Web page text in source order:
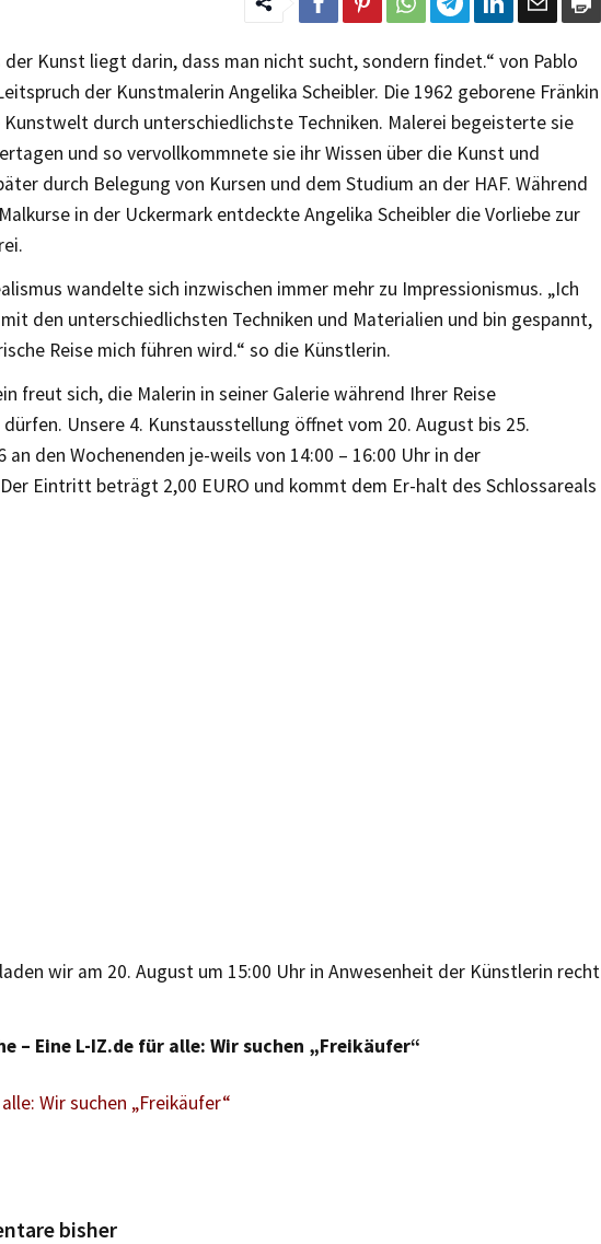
der Kunst liegt darin, dass man nicht sucht, sondern findet.“ von Pablo
der Kunstmalerin Angelika Scheibler. Die 1962 geborene Fränkin
durch unterschiedlichste Techniken. Malerei begeisterte sie
und so vervollkommnete sie ihr Wissen über die Kunst und
durch Belegung von Kursen und dem Studium an der HAF. Während
in der Uckermark entdeckte Angelika Scheibler die Vorliebe zur
wandelte sich inzwischen immer mehr zu Impressionismus. „Ich
den unterschiedlichsten Techniken und Materialien und bin gespannt,
Reise mich führen wird.“ so die Künstlerin.
freut sich, die Malerin in seiner Galerie während Ihrer Reise
Unsere 4. Kunstausstellung öffnet vom 20. August bis 25.
an den Wochenenden je-weils von 14:00 – 16:00 Uhr in der
Eintritt beträgt 2,00 EURO und kommt dem Er-halt des Schlossareals
wir am 20. August um 15:00 Uhr in Anwesenheit der Künstlerin recht
– Eine L-IZ.de für alle: Wir suchen „Freikäufer“
Wir suchen „Freikäufer“
bisher